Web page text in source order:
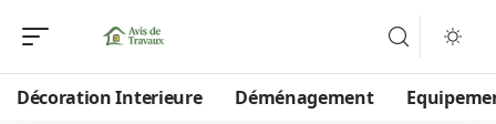
Décoration Interieure Déménagement